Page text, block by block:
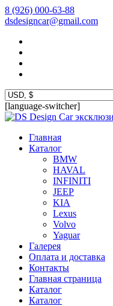
8 (926) 000-63-88
dsdesigncar@gmail.com
[language-switcher]
Главная
Каталог
BMW
HAVAL
INFINITI
JEEP
KIA
Lexus
Volvo
Yaguar
Галерея
Оплата и доставка
Контакты
Главная страница
Каталог
Каталог